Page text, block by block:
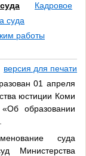
Кадровое
суда
работы
версия для печати
01 апреля
юстиции Коми
образовании
суда
Министерства